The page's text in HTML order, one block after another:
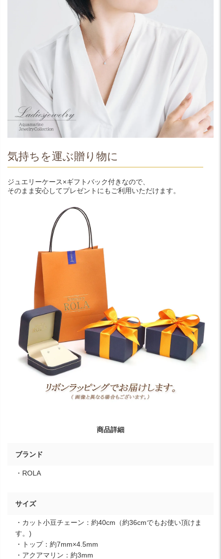
気持ちを運ぶ贈り物に
ジュエリーケース×ギフトバック付きなので、
そのまま安心してプレゼントにもご利用いただけます。
商品詳細
ブランド
・ROLA
サイズ
・カット小豆チェーン：約40cm（約36cmでもお使い頂けま
す。)
・トップ：約7mm×4.5mm
・アクアマリン：約3mm